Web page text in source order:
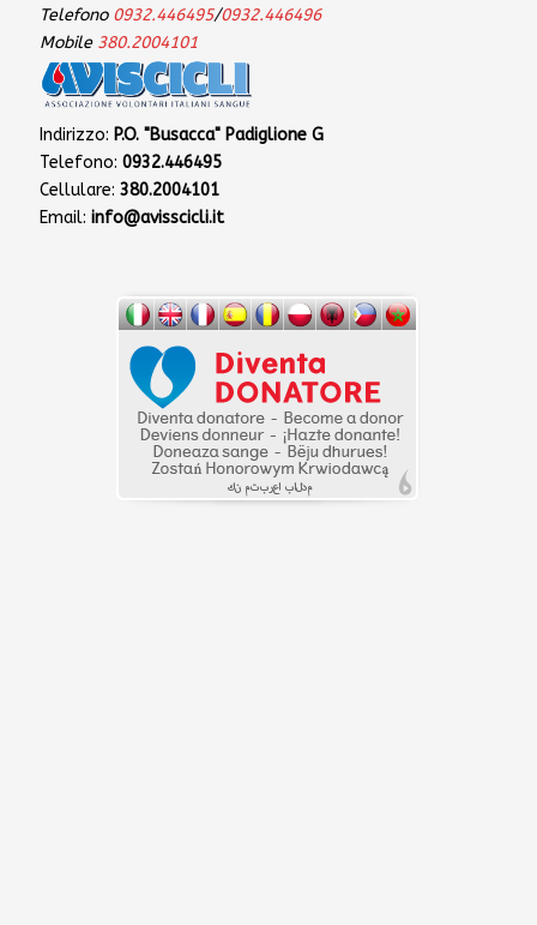
Telefono 0932.446495/0932.446496
Mobile 380.2004101
Indirizzo: P.O. "Busacca" Padiglione G
Telefono: 0932.446495
Cellulare: 380.2004101
Email: info@avisscicli.it